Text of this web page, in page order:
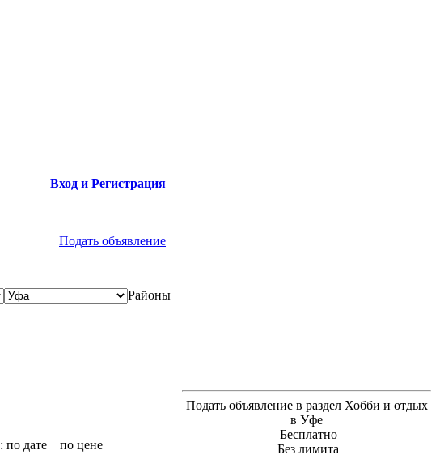
Вход и Регистрация
Подать объявление
Районы
по дате по цене
Подать объявление в раздел Хобби и отдых
в Уфе
Бесплатно
Без лимита